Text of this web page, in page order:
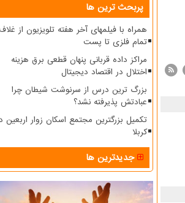
پربحث ترین ها
همراه با فیلمهای آخر هفته تلویزیون از
تمام فلزی تا پست
مراکز داده قربانی پنهان قطعی برق هزینه
اختلال در اقتصاد دیجیتال
بزرگ ترین درس از سرنوشت شیطان چرا
عبادتش پذیرفته نشد؟
تکمیل بزرگترین مجتمع اسکان زوار اربعین
کربلا
جدیدترین ها